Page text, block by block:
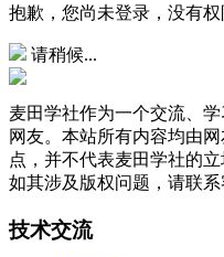
抱歉，您尚未登录，没有
请稍候...
麦田学社作为一个交流、
网友。本站所有内容均由
点，并不代表麦田学社的
如其涉及版权问题，请联系
技术交流